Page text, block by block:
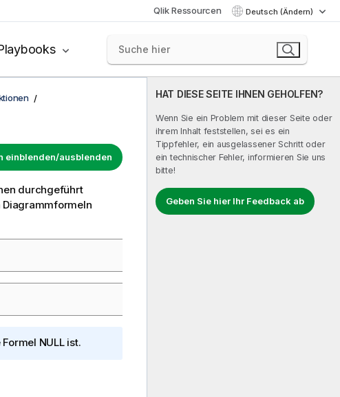
Qlik Ressourcen Deutsch (Ändern)
HAT DIESE SEITE IHNEN GEHOLFEN?
Wenn Sie ein Problem mit dieser Seite oder
ihrem Inhalt feststellen, sei es ein
Tippfehler, ein ausgelassener Schritt oder
ein technischer Fehler, informieren Sie uns
bitte!
Geben Sie hier Ihr Feedback ab
einblenden/ausblenden
durchgeführt
Diagrammformeln
NULList.